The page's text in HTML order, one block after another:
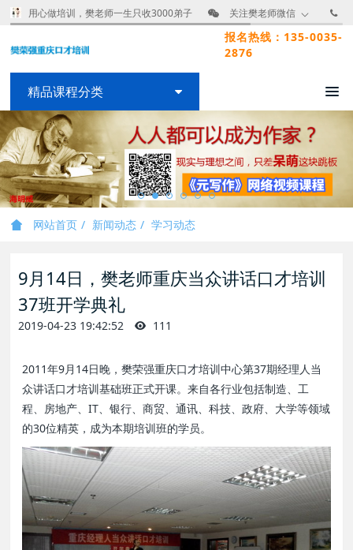
用心做培训，樊老师一生只收3000弟子 关注樊老师微信
报名热线：135-0035-
2876
精品课程分类
网站首页 新闻动态 学习动态
9月14日，樊老师重庆当众讲话口才培训
37班开学典礼
2019-04-23 19:42:52 111
2011年9月14日晚，樊荣强重庆口才培训中心第37期经理人当
众讲话口才培训基础班正式开课。来自各行业包括制造、工
程、房地产、IT、银行、商贸、通讯、科技、政府、大学等领域
的30位精英，成为本期培训班的学员。